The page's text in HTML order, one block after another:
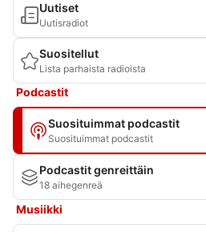
Uutiset
Uutisradiot
Suositellut
Lista parhaista radioista
Podcastit
Suosituimmat podcastit
Suosituimmat podcastit
Podcastit genreittäin
18 aihegenreä
Musiikki